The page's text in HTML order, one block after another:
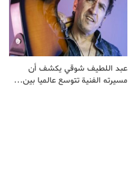
عبد اللطيف شوقي يكشف أن
مسيرته الفنية تتوسع عالميا بين…